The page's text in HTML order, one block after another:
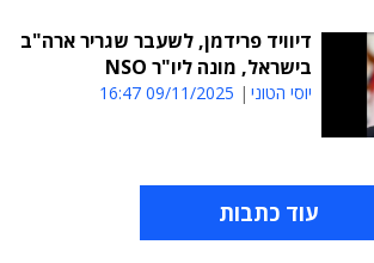
דיוויד פרידמן, לשעבר שגריר ארה"ב
בישראל, מונה ליו"ר NSO
יוסי הטוני 09/11/2025 16:47
עוד כתבות